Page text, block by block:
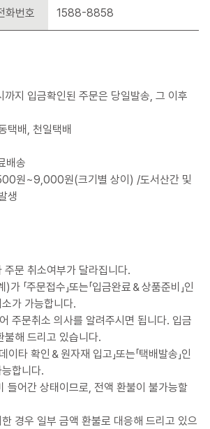
화번호 1588-8858
지 입금확인된 주문은 당일발송, 그 이후
택배, 천일택배
배송
원~9,000원(크기별 상이) /도서산간 및
생
주문 취소여부가 달라집니다.
「주문접수」또는「입금완료＆상품준비」인
가 가능합니다.
주문취소 의사를 알려주시면 됩니다. 입금
불해 드리고 있습니다.
타 확인＆원자재 입고」또는「택배발송」인
합니다.
들어간 상태이므로, 전액 환불이 불가능할
경우 일부 금액 환불로 대응해 드리고 있으